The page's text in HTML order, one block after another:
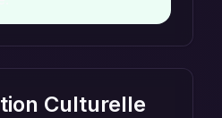
Culturelle